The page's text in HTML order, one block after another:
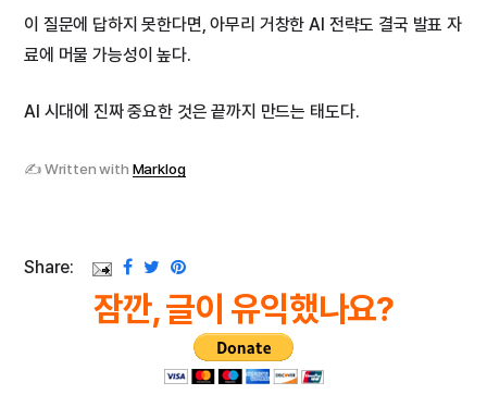
이 질문에 답하지 못한다면, 아무리 거창한 AI 전략도 결국 발표 자
료에 머물 가능성이 높다.
AI 시대에 진짜 중요한 것은 끝까지 만드는 태도다.
✍ Written with Marklog
Share:
잠깐, 글이 유익했나요?